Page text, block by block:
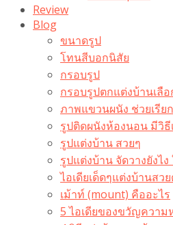
Review
Blog
ขนาดรูป
โทนสีบอกนิสัย
กรอบรูป
กรอบรูปตกแต่งบ้านเลื
ภาพแขวนผนัง ช่วยเรีย
รูปติดผนังห้องนอน มีวิ
รูปแต่งบ้าน สวยๆ
รูปแต่งบ้าน จัดวางยัง
ไอเดียเด็ดๆแต่งบ้านสว
เม้าท์ (mount) คืออะไร​
5 ไอเดียของขวัญความ